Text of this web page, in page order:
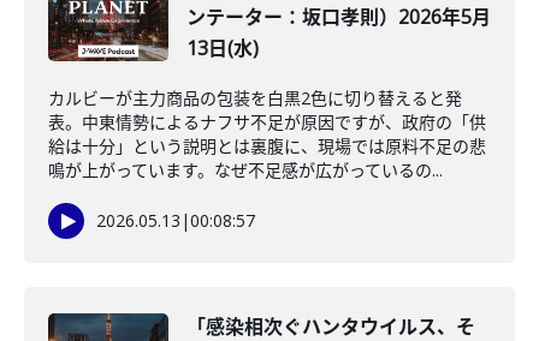
ンテーター：坂口孝則）2026年5月
13日(水)
カルビーが主力商品の包装を白黒2色に切り替えると発
表。中東情勢によるナフサ不足が原因ですが、政府の「供
給は十分」という説明とは裏腹に、現場では原料不足の悲
鳴が上がっています。なぜ不足感が広がっているの...
2026.05.13 |00:08:57
「感染相次ぐハンタウイルス、そ